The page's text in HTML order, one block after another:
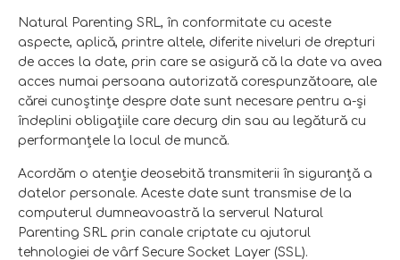
Natural Parenting SRL, în conformitate cu aceste
aspecte, aplică, printre altele, diferite niveluri de drepturi
de acces la date, prin care se asigură că la date va avea
acces numai persoana autorizată corespunzătoare, ale
cărei cunoştinţe despre date sunt necesare pentru a-şi
îndeplini obligaţiile care decurg din sau au legătură cu
performanţele la locul de muncă.
Acordăm o atenție deosebită transmiterii în siguranță a
datelor personale. Aceste date sunt transmise de la
computerul dumneavoastră la serverul Natural
Parenting SRL prin canale criptate cu ajutorul
tehnologiei de vârf Secure Socket Layer (SSL).